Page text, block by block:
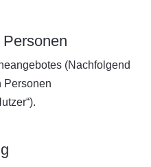
(Nachfolgend
Personen